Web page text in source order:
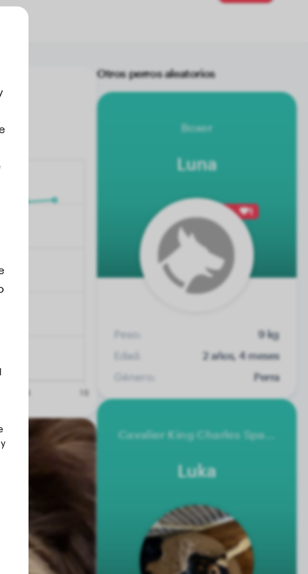
Otros perros aleatorios
Boxer
Luna
1
Peso:
9 kg
Edad:
2 años, 4 meses
Género:
Perra
Cavalier King Charles Spaniel
Luka